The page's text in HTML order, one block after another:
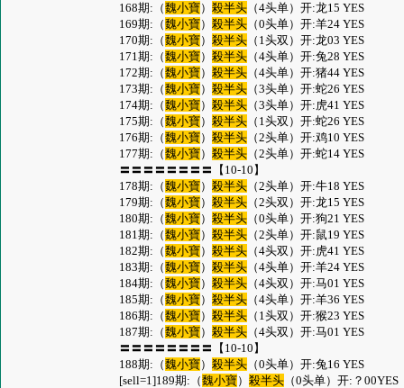
168期:（魏小寶）殺半头 （4头单）开:龙15 YES
169期:（魏小寶）殺半头 （0头单）开:羊24 YES
170期:（魏小寶）殺半头 （1头双）开:龙03 YES
171期:（魏小寶）殺半头 （4头单）开:兔28 YES
172期:（魏小寶）殺半头 （4头单）开:猪44 YES
173期:（魏小寶）殺半头 （3头单）开:蛇26 YES
174期:（魏小寶）殺半头 （3头单）开:虎41 YES
175期:（魏小寶）殺半头 （1头双）开:蛇26 YES
176期:（魏小寶）殺半头 （2头单）开:鸡10 YES
177期:（魏小寶）殺半头 （2头单）开:蛇14 YES
〓〓〓〓〓〓〓〓【10-10】
178期:（魏小寶）殺半头 （2头单）开:牛18 YES
179期:（魏小寶）殺半头 （2头双）开:龙15 YES
180期:（魏小寶）殺半头 （0头单）开:狗21 YES
181期:（魏小寶）殺半头 （2头单）开:鼠19 YES
182期:（魏小寶）殺半头 （4头双）开:虎41 YES
183期:（魏小寶）殺半头 （4头单）开:羊24 YES
184期:（魏小寶）殺半头 （4头双）开:马01 YES
185期:（魏小寶）殺半头 （4头单）开:羊36 YES
186期:（魏小寶）殺半头 （1头双）开:猴23 YES
187期:（魏小寶）殺半头 （4头双）开:马01 YES
〓〓〓〓〓〓〓〓【10-10】
188期:（魏小寶）殺半头 （0头单）开:兔16 YES
[sell=1]189期:（魏小寶）殺半头 （0头单）开:？00YES